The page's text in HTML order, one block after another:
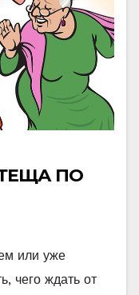
ПО
или уже
чего ждать от